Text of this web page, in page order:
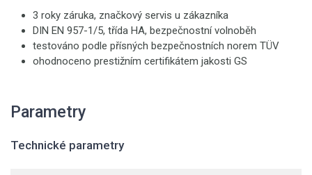
3 roky záruka, značkový servis u zákazníka
DIN EN 957-1/5, třída HA, bezpečnostní volnoběh
testováno podle přísných bezpečnostních norem TÜV
ohodnoceno prestižním certifikátem jakosti GS
Parametry
Technické parametry